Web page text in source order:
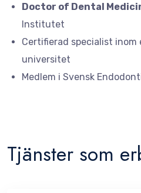
Doctor of Dental
Institutet
Certifierad specialist
universitet
Medlem i Svensk
Tjänster som